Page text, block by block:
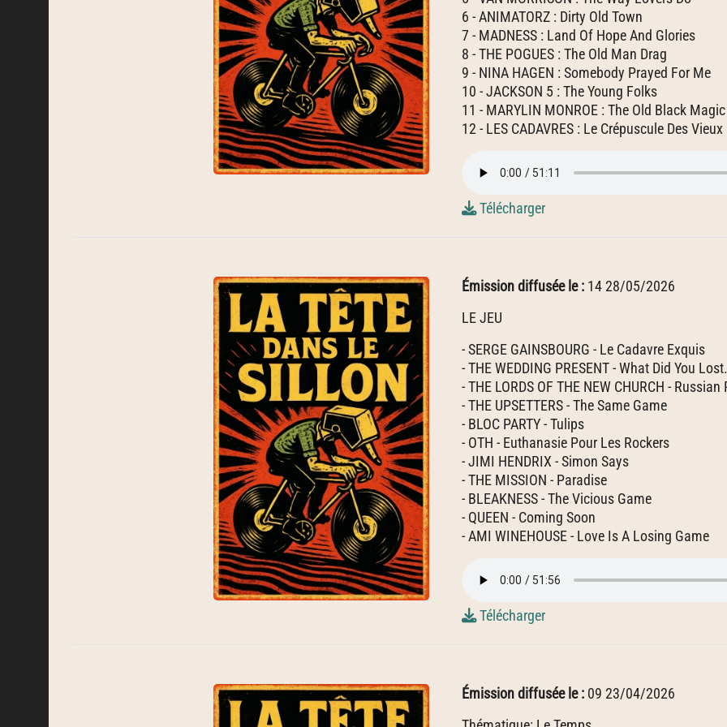
6 - ANIMATORZ : Dirty Old Town
7 - MADNESS : Land Of Hope And Glories
8 - THE POGUES : The Old Man Drag
9 - NINA HAGEN : Somebody Prayed For Me
10 - JACKSON 5 : The Young Folks
11 - MARYLIN MONROE : The Old Black Magic
12 - LES CADAVRES : Le Crépuscule Des Vieux
Télécharger
Émission diffusée le : 14 28/05/2026
LE JEU
- SERGE GAINSBOURG - Le Cadavre Exquis
- THE WEDDING PRESENT - What Did You
- THE LORDS OF THE NEW CHURCH -
- THE UPSETTERS - The Same Game
- BLOC PARTY - Tulips
- OTH - Euthanasie Pour Les Rockers
- JIMI HENDRIX - Simon Says
- THE MISSION - Paradise
- BLEAKNESS - The Vicious Game
- QUEEN - Coming Soon
- AMI WINEHOUSE - Love Is A Losing Game
Télécharger
Émission diffusée le : 09 23/04/2026